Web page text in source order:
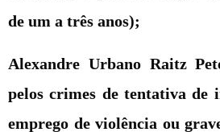
de um a três anos);
Alexandre Urbano Raitz
pelos crimes de tentativa de
emprego de violência ou